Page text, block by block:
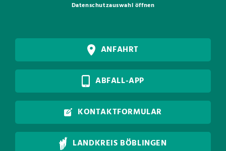
Datenschutzauswahl öffnen
ANFAHRT
ABFALL-APP
KONTAKTFORMULAR
LANDKREIS BÖBLINGEN